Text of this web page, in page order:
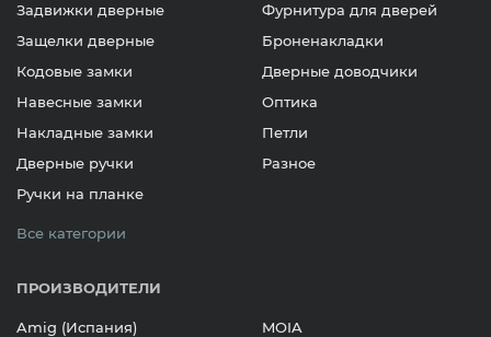
Задвижки дверные
Защелки дверные
Кодовые замки
Навесные замки
Накладные замки
Дверные ручки
Ручки на планке
Фурнитура для дверей
Броненакладки
Дверные доводчики
Оптика
Петли
Разное
Все категории
ПРОИЗВОДИТЕЛИ
Amig (Испания)
MOIA